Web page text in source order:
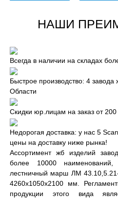
НАШИ
Всегда в наличии на складах
Быстрое производство: 4
Области
Скидки юр.лицам на заказ от 200
Недорогая доставка: у нас 5
цены на доставку ниже рынка!
Ассортимент жб изделий
более 10000 наименований,
лестничный марш ЛМ
4260x1050x2100 мм.
продукции этого вида